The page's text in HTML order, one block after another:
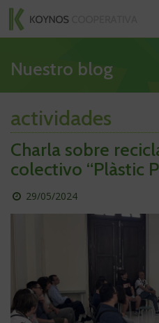
Koynos
Cooperativa
contenido
Nuestro blog
actividades
Charla sobre
colectivo “Plàstic
Publicado
29/05/2024
la